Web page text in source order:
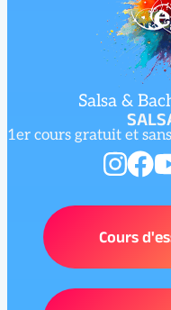
Salsa &
1er cours gratuit et
Cours